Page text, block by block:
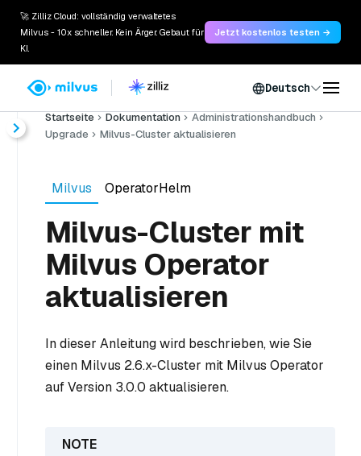
🚀 Zilliz Cloud: vollständig verwaltetes
Milvus - 10x schneller. Kein Ärger. Gebaut für
KI.
Jetzt kostenlos testen →
Deutsch
Startseite Dokumentation
Administrationshandbuch
Upgrade
Milvus-Cluster aktualisieren
Milvus OperatorHelm
Milvus-Cluster mit
Milvus Operator
aktualisieren
In dieser Anleitung wird beschrieben, wie Sie
einen Milvus 2.6.x-Cluster mit Milvus Operator
auf Version 3.0.0 aktualisieren.